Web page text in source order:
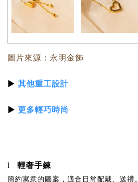
圖片來源：永明金飾
▶ 其他重工設計
▶ 更多輕巧時尚
l 輕奢手鍊
簡約寓意的圖案，適合日常配戴、送禮。